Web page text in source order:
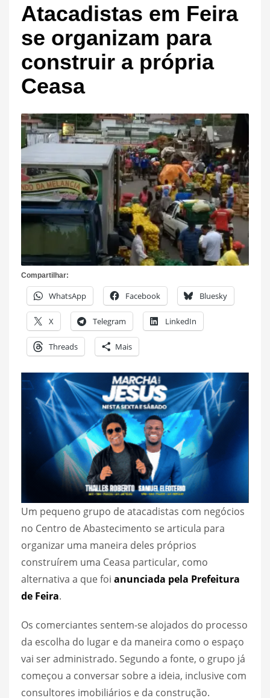
Atacadistas em Feira
se organizam para
construir a própria
Ceasa
Compartilhar:
WhatsApp Facebook Bluesky
X Telegram LinkedIn
Threads Mais
Um pequeno grupo de atacadistas com negócios
no Centro de Abastecimento se articula para
organizar uma maneira deles próprios
construírem uma Ceasa particular, como
alternativa a que foi anunciada pela Prefeitura
de Feira.
Os comerciantes sentem-se alojados do processo
da escolha do lugar e da maneira como o espaço
vai ser administrado. Segundo a fonte, o grupo já
começou a conversar sobre a ideia, inclusive com
consultores imobiliários e da construção.